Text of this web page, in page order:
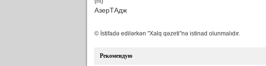
АзерТАдж
© İstifadə edilərkən "Xalq qəzeti"nə istinad olunmalıdır.
Рекомендую